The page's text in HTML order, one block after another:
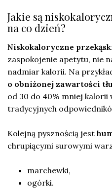
Jakie są
na co dzień?
Niskokaloryczne
zaspokojenie apetytu, nie
nadmiar kalorii. Na
o obniżonej zawartości
od 30 do 40% mniej kalorii
tradycyjnych
Kolejną pysznością jest
chrupiącymi surowymi
marchewki,
ogórki.